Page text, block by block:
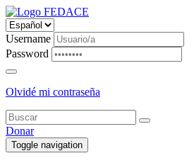
Username
Password
Olvidé mi contraseña
Donar
Toggle navigation